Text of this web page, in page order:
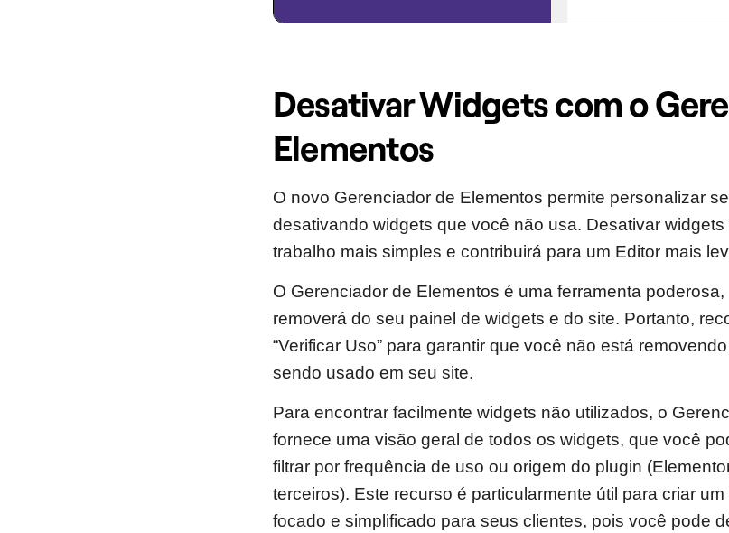
Desativar Widgets com o
Elementos
O novo Gerenciador de Elementos permite personalizar
desativando widgets que você não usa. Desativar
trabalho mais simples e contribuirá para um Editor mais
O Gerenciador de Elementos é uma ferramenta
removerá do seu painel de widgets e do site. Portanto,
“Verificar Uso” para garantir que você não está
sendo usado em seu site.
Para encontrar facilmente widgets não utilizados, o
fornece uma visão geral de todos os widgets, que você
filtrar por frequência de uso ou origem do plugin
terceiros). Este recurso é particularmente útil para criar
focado e simplificado para seus clientes, pois você pode